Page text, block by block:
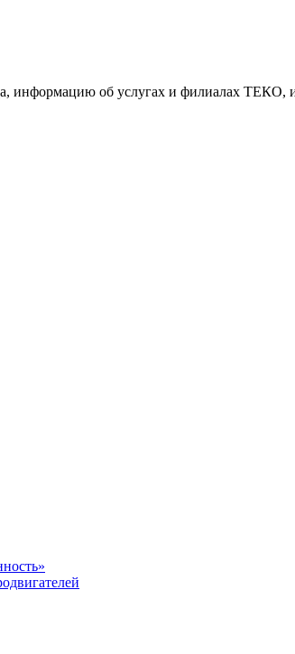
информацию об услугах и филиалах